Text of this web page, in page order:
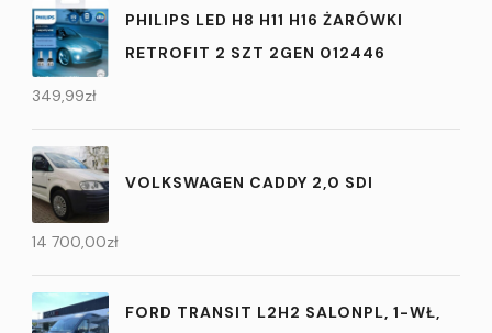
PHILIPS LED H8 H11 H16 ŻARÓWKI
RETROFIT 2 SZT 2GEN 012446
349,99zł
VOLKSWAGEN CADDY 2,0 SDI
14 700,00zł
FORD TRANSIT L2H2 SALONPL, 1-WŁ,